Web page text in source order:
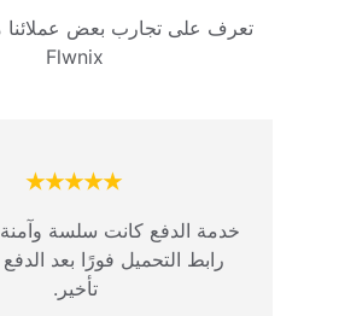
تعرف على تجارب بعض عملائنا
Flwnix
خدمة الدفع كانت سلسة
رابط التحميل فورًا بعد
تأخير.
★★★★★